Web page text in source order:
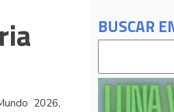
BUSCAR
2026,